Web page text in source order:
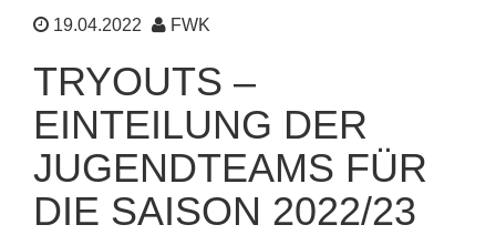
19.04.2022 FWK
TRYOUTS –
EINTEILUNG DER
JUGENDTEAMS FÜR
DIE SAISON 2022/23